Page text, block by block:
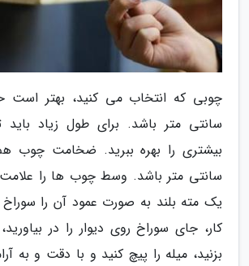
سانتی متر باشد. برای طول زیاد باید
سانتی متر باشد. وسط چوب ها را علامت
یک مته بلند به صورت عمود آن را سوراخ
کار، جای سوراخ روی دیوار را در
بزنید، میله را پیچ کنید و با دقت و به